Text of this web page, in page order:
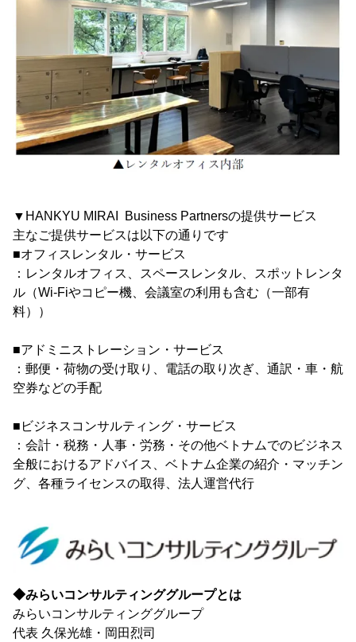
▼HANKYU MIRAI Business Partnersの提供サービス
主なご提供サービスは以下の通りです
■オフィスレンタル・サービス
：レンタルオフィス、スペースレンタル、スポットレンタ
ル（Wi-Fiやコピー機、会議室の利用も含む（一部有
料））
■アドミニストレーション・サービス
：郵便・荷物の受け取り、電話の取り次ぎ、通訳・車・航
空券などの手配
■ビジネスコンサルティング・サービス
：会計・税務・人事・労務・その他ベトナムでのビジネス
全般におけるアドバイス、ベトナム企業の紹介・マッチン
グ、各種ライセンスの取得、法人運営代行
◆みらいコンサルティンググループとは
みらいコンサルティンググループ
代表 久保光雄・岡田烈司